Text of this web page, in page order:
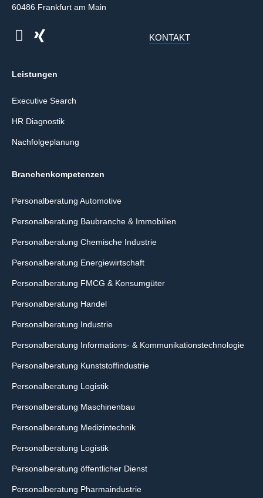
60486 Frankfurt am Main
KONTAKT
Leistungen
Executive Search
HR Diagnostik
Nachfolgeplanung
Branchenkompetenzen
Personalberatung Automotive
Personalberatung Baubranche & Immobilien
Personalberatung Chemische Industrie
Personalberatung Energiewirtschaft
Personalberatung FMCG & Konsumgüter
Personalberatung Handel
Personalberatung Industrie
Personalberatung Informations- & Kommunikationstechnologie
Personalberatung Kunststoffindustrie
Personalberatung Logistik
Personalberatung Maschinenbau
Personalberatung Medizintechnik
Personalberatung Logistik
Personalberatung öffentlicher Dienst
Personalberatung Pharmaindustrie